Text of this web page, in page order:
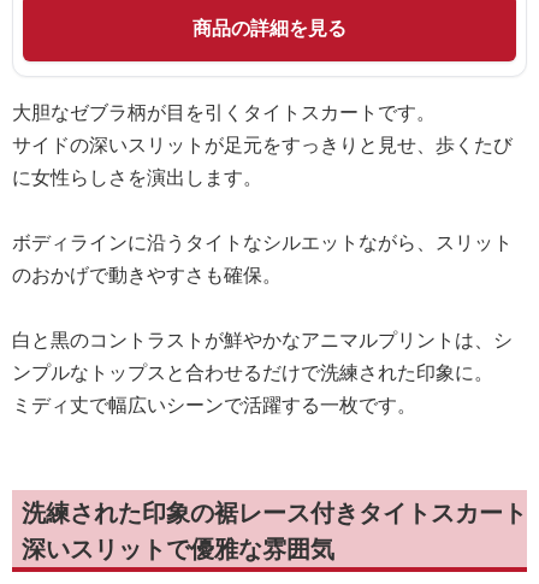
商品の詳細を見る
大胆なゼブラ柄が目を引くタイトスカートです。
サイドの深いスリットが足元をすっきりと見せ、歩くたび
に女性らしさを演出します。
ボディラインに沿うタイトなシルエットながら、スリット
のおかげで動きやすさも確保。
白と黒のコントラストが鮮やかなアニマルプリントは、シ
ンプルなトップスと合わせるだけで洗練された印象に。
ミディ丈で幅広いシーンで活躍する一枚です。
洗練された印象の裾レース付きタイトスカート
深いスリットで優雅な雰囲気